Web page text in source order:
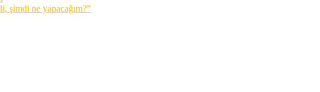
şimdi ne yapacağım?”